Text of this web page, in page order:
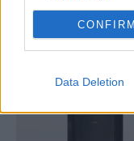
CONFIRM
Data Deletion